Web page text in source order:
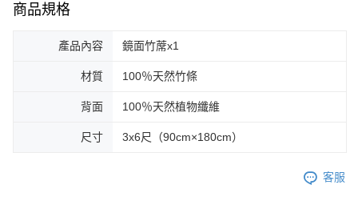
商品規格
產品內容 鏡面竹蓆x1
材質 100％天然竹條
背面 100％天然植物纖維
尺寸 3x6尺（90cm×180cm）
客服